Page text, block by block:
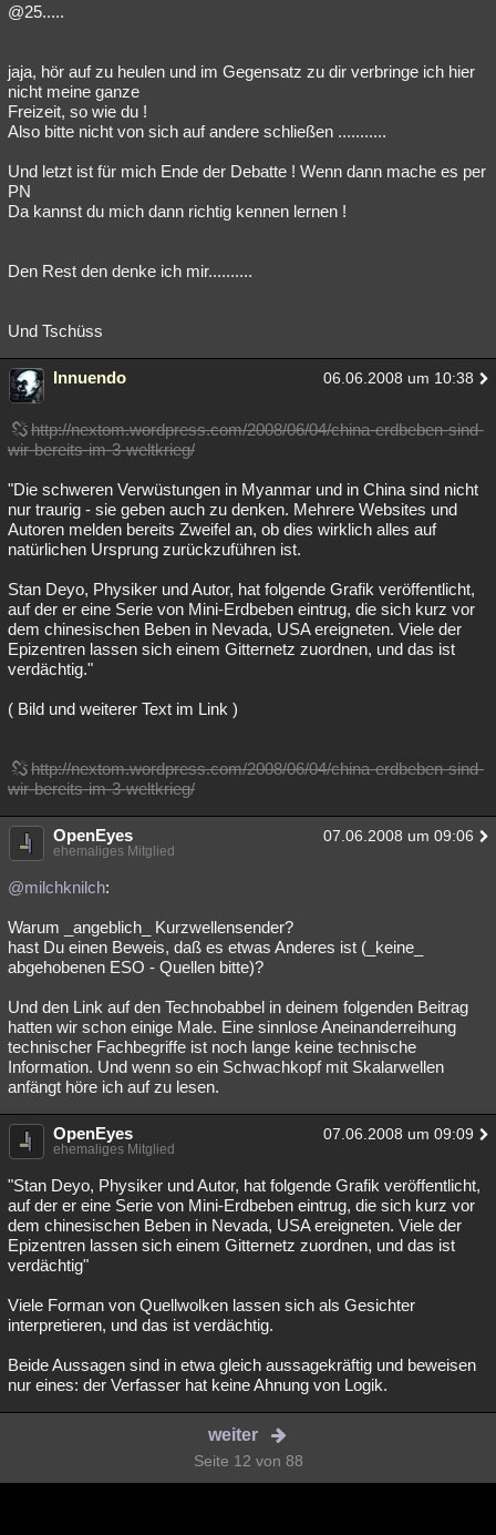
@25.....
jaja, hör auf zu heulen und im Gegensatz zu dir verbringe ich hier
nicht meine ganze
Freizeit, so wie du !
Also bitte nicht von sich auf andere schließen ...........
Und letzt ist für mich Ende der Debatte ! Wenn dann mache es per
PN
Da kannst du mich dann richtig kennen lernen !
Den Rest den denke ich mir..........
Und Tschüss
Innuendo 06.06.2008 um 10:38
http://nextom.wordpress.com/2008/06/04/china-erdbeben-sind-
wir-bereits-im-3-weltkrieg/
"Die schweren Verwüstungen in Myanmar und in China sind nicht
nur traurig - sie geben auch zu denken. Mehrere Websites und
Autoren melden bereits Zweifel an, ob dies wirklich alles auf
natürlichen Ursprung zurückzuführen ist.
Stan Deyo, Physiker und Autor, hat folgende Grafik veröffentlicht,
auf der er eine Serie von Mini-Erdbeben eintrug, die sich kurz vor
dem chinesischen Beben in Nevada, USA ereigneten. Viele der
Epizentren lassen sich einem Gitternetz zuordnen, und das ist
verdächtig."
( Bild und weiterer Text im Link )
http://nextom.wordpress.com/2008/06/04/china-erdbeben-sind-
wir-bereits-im-3-weltkrieg/
OpenEyes 07.06.2008 um 09:06
ehemaliges Mitglied
@milchknilch:
Warum _angeblich_ Kurzwellensender?
hast Du einen Beweis, daß es etwas Anderes ist (_keine_
abgehobenen ESO - Quellen bitte)?
Und den Link auf den Technobabbel in deinem folgenden Beitrag
hatten wir schon einige Male. Eine sinnlose Aneinanderreihung
technischer Fachbegriffe ist noch lange keine technische
Information. Und wenn so ein Schwachkopf mit Skalarwellen
anfängt höre ich auf zu lesen.
OpenEyes 07.06.2008 um 09:09
ehemaliges Mitglied
"Stan Deyo, Physiker und Autor, hat folgende Grafik veröffentlicht,
auf der er eine Serie von Mini-Erdbeben eintrug, die sich kurz vor
dem chinesischen Beben in Nevada, USA ereigneten. Viele der
Epizentren lassen sich einem Gitternetz zuordnen, und das ist
verdächtig"
Viele Forman von Quellwolken lassen sich als Gesichter
interpretieren, und das ist verdächtig.
Beide Aussagen sind in etwa gleich aussagekräftig und beweisen
nur eines: der Verfasser hat keine Ahnung von Logik.
weiter
Seite 12 von 88